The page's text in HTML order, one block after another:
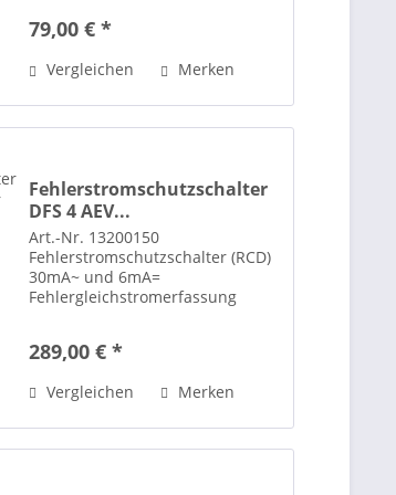
Ladebox B3200, Wallboxen und
Selbstbau. Die Steuerung...
79,00 € *
Vergleichen Merken
Fehlerstromschutzschalter
DFS 4 AEV...
Art.-Nr. 13200150
Fehlerstromschutzschalter (RCD)
30mA~ und 6mA=
Fehlergleichstromerfassung
der linken Seite. Für 35mm
stationäre, als auch für...
289,00 € *
Vergleichen Merken